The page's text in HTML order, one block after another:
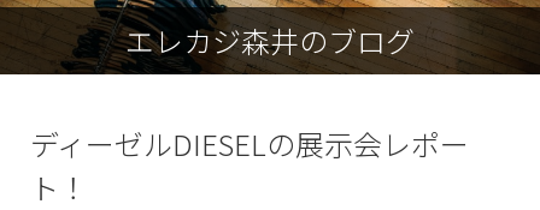
エレカジ森井のブログ
ディーゼルDIESELの展示会レポー
ト！